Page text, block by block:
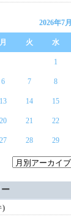
2026年7月
月 火 水
1
6 7 8
13 14 15
20 21 22
27 28 29
)